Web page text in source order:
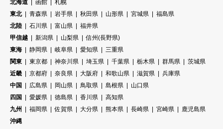
北海道 函館
札幌
東北
青森県 岩手県 秋田県 山形県 宮城県
福島県
北陸
石川県 富山県
福井県
甲信越
新潟県 山梨県
信州(長野県)
東海
静岡県 岐阜県 愛知県
三重県
関東
東京都 神奈川県 埼玉県 千葉県 栃木県 群馬県
茨城県
近畿
京都府 奈良県 大阪府 和歌山県 滋賀県
兵庫県
中国
広島県 岡山県 鳥取県 島根県
山口県
四国
愛媛県 徳島県 香川県
高知県
九州
福岡県 佐賀県 大分県 熊本県 長崎県 宮崎県
鹿児島県
沖縄